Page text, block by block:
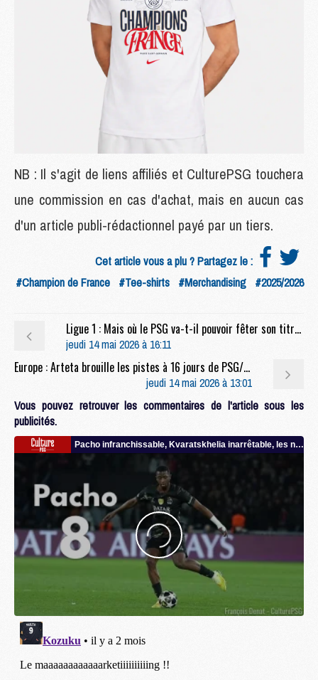
NB : Il s'agit de liens affiliés et CulturePSG touchera
une commission en cas d'achat, mais en aucun cas
d'un article publi-rédactionnel payé par un tiers.
Cet article vous a plu ? Partagez le :
#Champion de France #Tee-shirts #Merchandising #2025/2026
Ligue 1 : Mais où le PSG va-t-il pouvoir fêter son titre de champion de France ?
jeudi 14 mai 2026 à 16:11
Europe : Arteta brouille les pistes à 16 jours de PSG/Arsenal
jeudi 14 mai 2026 à 13:01
Vous pouvez retrouver les commentaires de l'article sous les
publicités.